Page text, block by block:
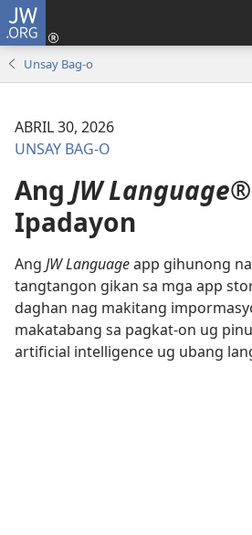
JW.ORG
Unsay Bag-o
ABRIL 30, 2026
UNSAY BAG-O
Ang JW Language®
Ipadayon
Ang JW Languageapp gihunong
tangtangon gikan sa mga app
daghan nag makitang
makatabang sa pagkat-on ug
artificial intelligence ug ubang